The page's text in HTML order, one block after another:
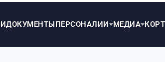
ДОКУМЕНТЫПЕРСОНАЛИИ МЕДИА